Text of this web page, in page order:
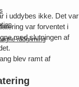
rådgivning
i uddybes ikke. Det var
var forventet i
med slutningen af
blev ramt af